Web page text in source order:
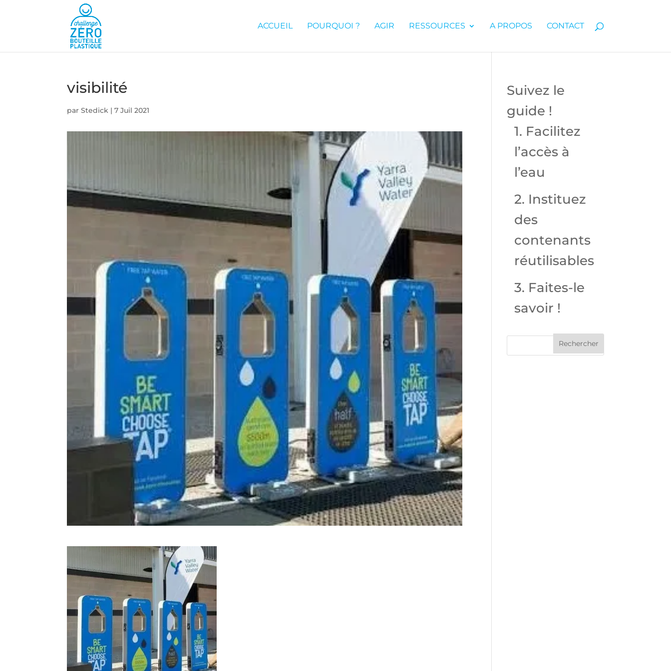
ACCUEIL POURQUOI ? AGIR RESSOURCES A PROPOS CONTACT
visibilité
parStedick |7 Juil 2021
Suivez le
guide !
1. Facilitez
l’accès à
l’eau
2. Instituez
des
contenants
réutilisables
3. Faites-le
savoir !